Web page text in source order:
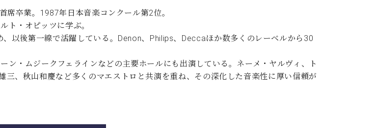
席卒業。1987年日本音楽コンクール第2位。
ト・オピッツに学ぶ。
以後第一線で活躍している。Denon、Philips、Deccaほか数多くのレーベルから30
ン・ムジークフェラインなどの主要ホールにも出演している。ネーメ・ヤルヴィ、ト
三、秋山和慶など多くのマエストロと共演を重ね、その深化した音楽性に厚い信頼が